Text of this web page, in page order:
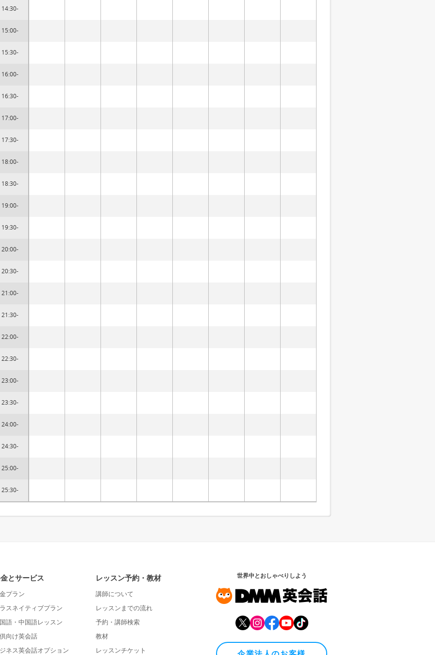
14:30-
15:00-
15:30-
16:00-
16:30-
17:00-
17:30-
18:00-
18:30-
19:00-
19:30-
20:00-
20:30-
21:00-
21:30-
22:00-
22:30-
23:00-
23:30-
24:00-
24:30-
25:00-
25:30-
とサービス
プラン
スネイティブプラン
語・中国語レッスン
向け英会話
ネス英会話オプション
レッスン予約・教材
講師について
レッスンまでの流れ
予約・講師検索
教材
レッスンチケット
世界中とおしゃべりしよう